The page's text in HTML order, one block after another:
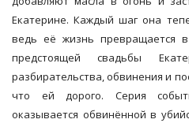
Екатерине. Каждый шаг она
ведь её жизнь превращается
предстоящей свадьбы
разбирательства, обвинения и
что ей дорого. Серия
оказывается обвинённой в